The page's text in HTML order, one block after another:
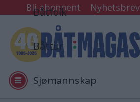
Bli abonnent Nyhetsbrev
Båtfolk
Båttur
Sjømannskap